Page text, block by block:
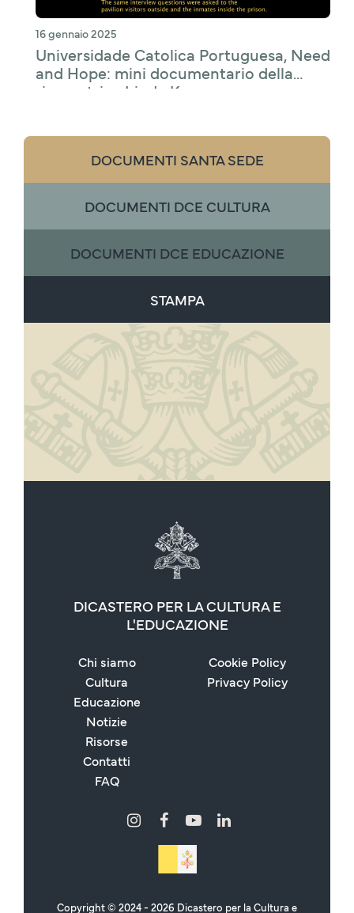
16 gennaio 2025
Universidade Catolica Portuguesa, Need
and Hope: mini documentario della
ricercatrice Linda Koncz
DOCUMENTI SANTA SEDE
DOCUMENTI DCE CULTURA
DOCUMENTI DCE EDUCAZIONE
STAMPA
DICASTERO PER LA CULTURA E
L'EDUCAZIONE
Chi siamo
Cultura
Educazione
Notizie
Risorse
Contatti
FAQ
Cookie Policy
Privacy Policy
Copyright © 2024 - 2026 Dicastero per la Cultura e